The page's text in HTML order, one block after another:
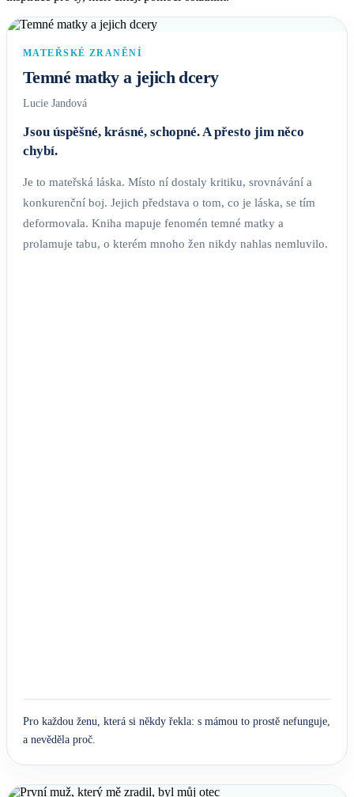
MATEŘSKÉ ZRANĚNÍ
Temné matky a jejich dcery
Lucie Jandová
Jsou úspěšné, krásné, schopné. A přesto jim něco
chybí.
Je to mateřská láska. Místo ní dostaly kritiku, srovnávání a
konkurenční boj. Jejich představa o tom, co je láska, se tím
deformovala. Kniha mapuje fenomén temné matky a
prolamuje tabu, o kterém mnoho žen nikdy nahlas nemluvilo.
Pro každou ženu, která si někdy řekla: s mámou to prostě nefunguje,
a nevěděla proč.